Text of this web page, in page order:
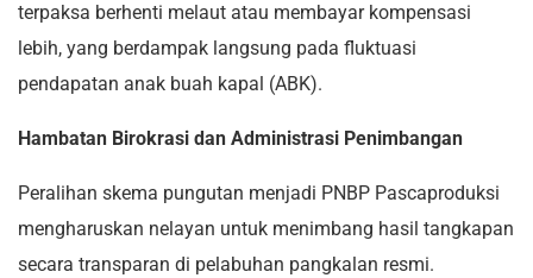
terpaksa berhenti melaut atau membayar kompensasi
lebih, yang berdampak langsung pada fluktuasi
pendapatan anak buah kapal (ABK).
Hambatan Birokrasi dan Administrasi Penimbangan
Peralihan skema pungutan menjadi PNBP Pascaproduksi
mengharuskan nelayan untuk menimbang hasil tangkapan
secara transparan di pelabuhan pangkalan resmi.